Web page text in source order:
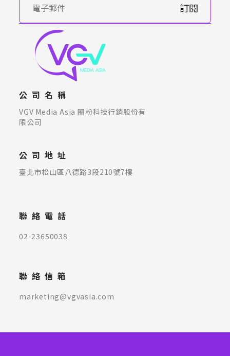
訂閱
公司名稱
VGV Media Asia 圈粉科技行銷股份有
限公司
公司地址
臺北市松山區八德路3段210號7樓
聯絡電話
02-23650038
聯絡信箱
marketing@vgvasia.com